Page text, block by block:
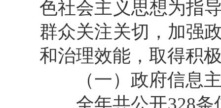
色社会主义思想为指
群众关注关切，加强
和治理效能，取得积
（一）政府信息主
全年共公开328条